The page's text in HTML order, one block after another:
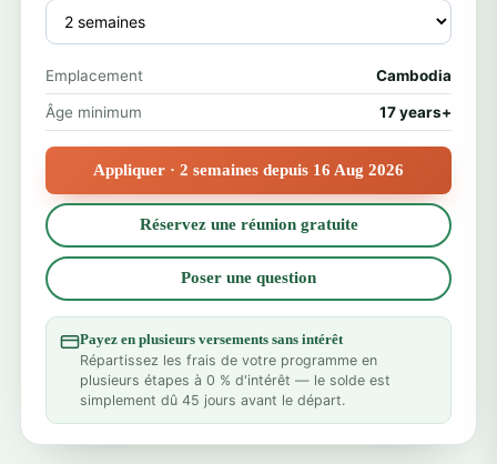
Emplacement Cambodia
Âge minimum 17 years+
Appliquer · 2 semaines depuis 16 Aug 2026
Réservez une réunion gratuite
Poser une question
Payez en plusieurs versements sans intérêt
Répartissez les frais de votre programme en
plusieurs étapes à 0 % d'intérêt — le solde est
simplement dû 45 jours avant le départ.